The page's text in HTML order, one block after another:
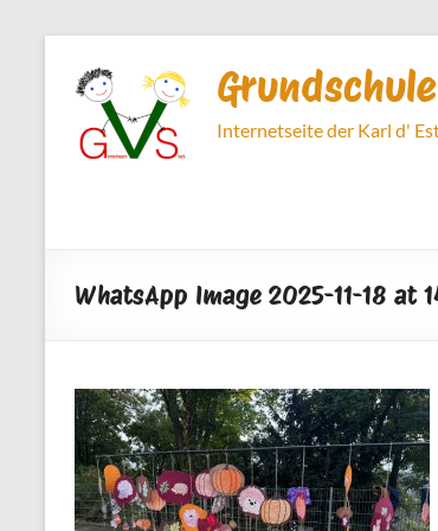
Inhalt
springen
Internetseite der Karl d'
WhatsApp Image 2025-11-18 at